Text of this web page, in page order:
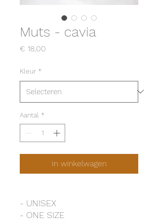
Muts - cavia
€ 18,00
Kleur *
Aantal *
In winkelwagen
- UNISEX
- ONE SIZE